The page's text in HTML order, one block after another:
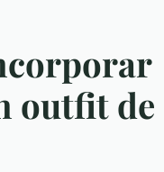
outfit de